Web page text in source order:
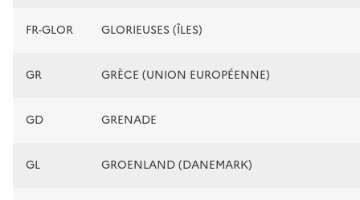
FR-GLOR GLORIEUSES (ÎLES)
GR GRÈCE (UNION EUROPÉENNE)
GD GRENADE
GL GROENLAND (DANEMARK)